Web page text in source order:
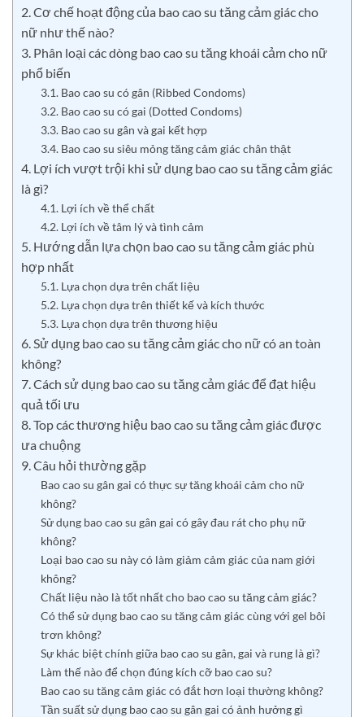
2. Cơ chế hoạt động của bao cao su tăng cảm giác cho
nữ như thế nào?
3. Phân loại các dòng bao cao su tăng khoái cảm cho nữ
phổ biến
3.1. Bao cao su có gân (Ribbed Condoms)
3.2. Bao cao su có gai (Dotted Condoms)
3.3. Bao cao su gân và gai kết hợp
3.4. Bao cao su siêu mỏng tăng cảm giác chân thật
4. Lợi ích vượt trội khi sử dụng bao cao su tăng cảm giác
là gì?
4.1. Lợi ích về thể chất
4.2. Lợi ích về tâm lý và tình cảm
5. Hướng dẫn lựa chọn bao cao su tăng cảm giác phù
hợp nhất
5.1. Lựa chọn dựa trên chất liệu
5.2. Lựa chọn dựa trên thiết kế và kích thước
5.3. Lựa chọn dựa trên thương hiệu
6. Sử dụng bao cao su tăng cảm giác cho nữ có an toàn
không?
7. Cách sử dụng bao cao su tăng cảm giác để đạt hiệu
quả tối ưu
8. Top các thương hiệu bao cao su tăng cảm giác được
ưa chuộng
9. Câu hỏi thường gặp
Bao cao su gân gai có thực sự tăng khoái cảm cho nữ
không?
Sử dụng bao cao su gân gai có gây đau rát cho phụ nữ
không?
Loại bao cao su này có làm giảm cảm giác của nam giới
không?
Chất liệu nào là tốt nhất cho bao cao su tăng cảm giác?
Có thể sử dụng bao cao su tăng cảm giác cùng với gel bôi
trơn không?
Sự khác biệt chính giữa bao cao su gân, gai và rung là gì?
Làm thế nào để chọn đúng kích cỡ bao cao su?
Bao cao su tăng cảm giác có đắt hơn loại thường không?
Tần suất sử dụng bao cao su gân gai có ảnh hưởng gì